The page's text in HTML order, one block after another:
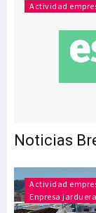
Noticias
Actividad
Actividad
Enpresa jarduera